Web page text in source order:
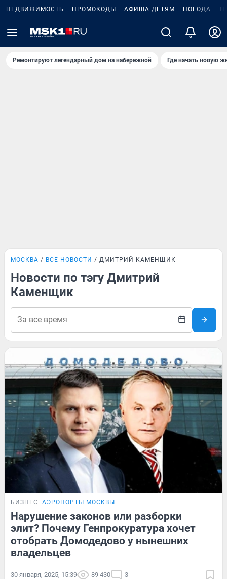
НЕДВИЖИМОСТЬ ПРОМОКОДЫ АФИША ДЕТЯМ ПОГОДА
Ремонтируют легендарный дом на набережной Где начать новую
МОСКВА ВСЕ НОВОСТИ ДМИТРИЙ КАМЕНЩИК
Новости по тэгу Дмитрий
Каменщик
БИЗНЕС АЭРОПОРТЫ МОСКВЫ
Нарушение законов или разборки
элит? Почему Генпрокуратура хочет
отобрать Домодедово у нынешних
владельцев
30 января, 2025, 15:39 89 430 3